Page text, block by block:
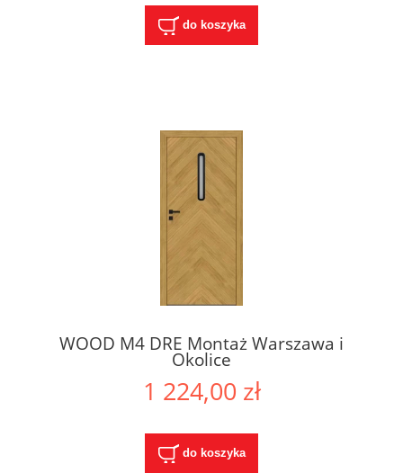
do koszyka
WOOD M4 DRE Montaż Warszawa i
Okolice
1 224,00 zł
do koszyka